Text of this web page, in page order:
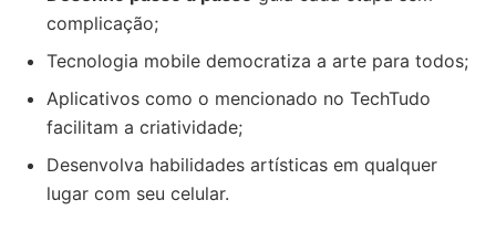
complicação;
Tecnologia mobile democratiza a arte para todos;
Aplicativos como o mencionado no TechTudo
facilitam a criatividade;
Desenvolva habilidades artísticas em qualquer
lugar com seu celular.